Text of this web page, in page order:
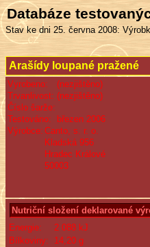
Databáze
Stav ke dni 25. června 2008:
Arašídy loupané pražené
Vyrobeno:
(nezjištěno)
Trvanlivost: (nezjištěno)
Číslo šarže:
Testováno:
březen 2006
Výrobce: Canto, s. r. o.
Kladská 956
Hradec Králové
50003
Nutriční složení deklarované
Energie:
2 088 kJ
Bílkoviny:
14,20 g